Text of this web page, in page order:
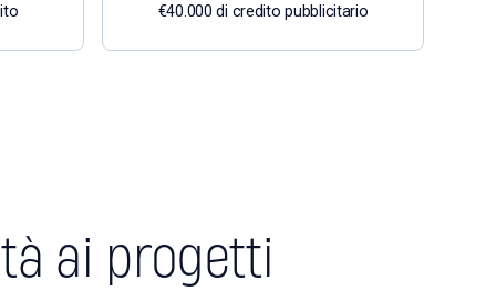
€40.000 di credito pubblicitario
ai progetti